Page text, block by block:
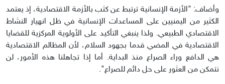
وأضاف: "الأزمة الإنسانية ترتبط عن كثب بالأزمة الاقتصادية، إذ يعتمد
الكثير من اليمنيين على المساعدات الإنسانية في ظل انهيار النشاط
الاقتصادي الطبيعي. ولذا ينبغي التأكيد على الأولوية المركزية للقضايا
الاقتصادية في المضي قدما بجهود السلام، لأن المظالم الاقتصادية
هي الدافع وراء الصراع منذ البداية. أما إذا تجاهلنا هذه الأمور، لن
نتمكن من العثور على حل دائم للصراع".